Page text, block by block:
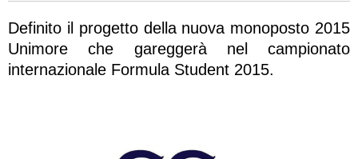
Definito il progetto della nuova monoposto 2015
Unimore che gareggerà nel campionato
internazionale Formula Student 2015.